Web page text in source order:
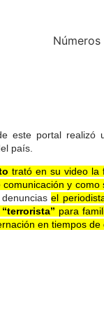
este portal realizó
país.
trató en su video la
y
denunciasel
“terrorista” para
en tiempos de